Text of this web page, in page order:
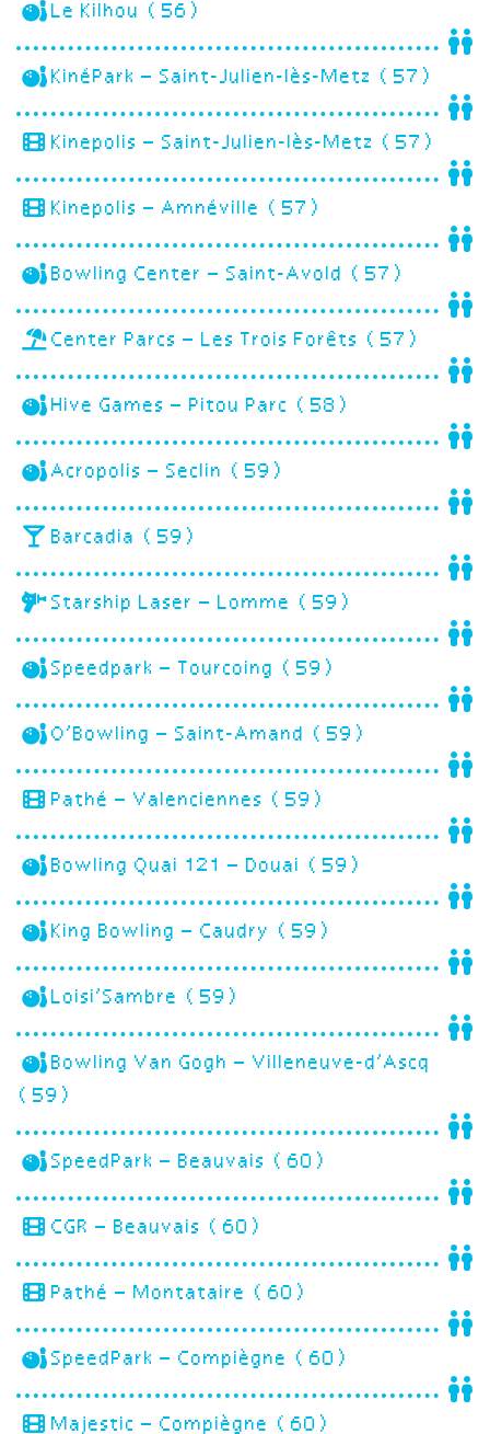
Le Kilhou (56)
KinéPark – Saint-Julien-lès-Metz (57)
Kinepolis – Saint-Julien-lès-Metz (57)
Kinepolis – Amnéville (57)
Bowling Center – Saint-Avold (57)
Center Parcs – Les Trois Forêts (57)
Hive Games – Pitou Parc (58)
Acropolis – Seclin (59)
Barcadia (59)
Starship Laser – Lomme (59)
Speedpark – Tourcoing (59)
O’Bowling – Saint-Amand (59)
Pathé – Valenciennes (59)
Bowling Quai 121 – Douai (59)
King Bowling – Caudry (59)
Loisi’Sambre (59)
Bowling Van Gogh – Villeneuve-d’Ascq
(59)
SpeedPark – Beauvais (60)
CGR – Beauvais (60)
Pathé – Montataire (60)
SpeedPark – Compiègne (60)
Majestic – Compiègne (60)